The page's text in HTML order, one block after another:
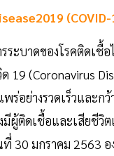
ะบาดของโรคติดเชื้อ
19 (Coronavirus
ร่อย่างรวดเร็วและกว้
มีผู้ติดเชื้อและเสียชีวิ
30 มกราคม 2563 อ